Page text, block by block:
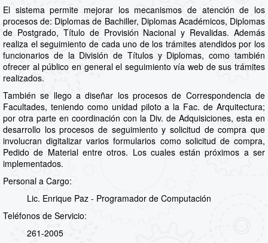
El sistema permite mejorar los mecanismos de atención de los
procesos de: Diplomas de Bachiller, Diplomas Académicos, Diplomas
de Postgrado, Título de Provisión Nacional y Revalidas. Además
realiza el seguimiento de cada uno de los trámites atendidos por los
funcionarios de la División de Títulos y Diplomas, como también
ofrecer al público en general el seguimiento vía web de sus trámites
realizados.
También se llego a diseñar los procesos de Correspondencia de
Facultades, teniendo como unidad piloto a la Fac. de Arquitectura;
por otra parte en coordinación con la Div. de Adquisiciones, esta en
desarrollo los procesos de seguimiento y solicitud de compra que
involucran digitalizar varios formularios como solicitud de compra,
Pedido de Material entre otros. Los cuales están próximos a ser
implementados.
Personal a Cargo:
Lic. Enrique Paz - Programador de Computación
Teléfonos de Servicio:
261-2005